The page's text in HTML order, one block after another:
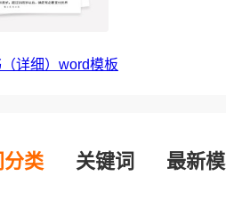
详细）word模板
分类 关键词 最新